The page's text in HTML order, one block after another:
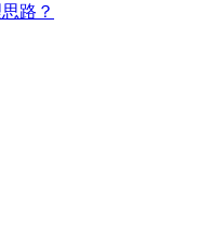
路​？